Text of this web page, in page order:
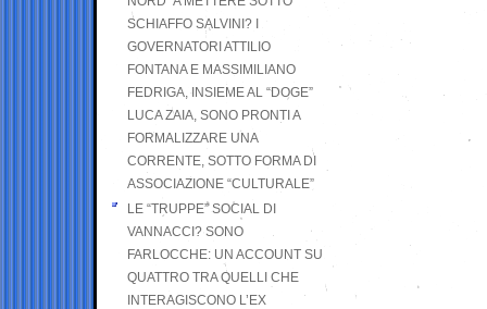
SCHIAFFO SALVINI? I
GOVERNATORI ATTILIO
FONTANA E MASSIMILIANO
FEDRIGA, INSIEME AL “DOGE”
LUCA ZAIA, SONO PRONTI A
FORMALIZZARE UNA
CORRENTE, SOTTO FORMA DI
ASSOCIAZIONE “CULTURALE”
LE “TRUPPE” SOCIAL DI
VANNACCI? SONO
FARLOCCHE: UN ACCOUNT SU
QUATTRO TRA QUELLI CHE
INTERAGISCONO L’EX